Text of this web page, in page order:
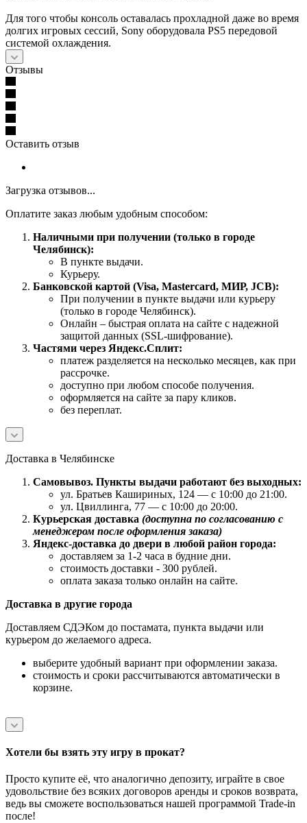
Для того чтобы консоль оставалась прохладной даже во время
долгих игровых сессий, Sony оборудовала PS5 передовой
системой охлаждения.
Отзывы
Оставить отзыв
Загрузка отзывов...
Оплатите заказ любым удобным способом:
Наличными при получении (только в городе
Челябинск):
В пункте выдачи.
Курьеру.
Банковской картой (Visa, Mastercard, МИР, JCB):
При получении в пункте выдачи или курьеру
(только в городе Челябинск).
Онлайн – быстрая оплата на сайте с надежной
защитой данных (SSL-шифрование).
Частями через Яндекс.Сплит:
платеж разделяется на несколько месяцев, как при
рассрочке.
доступно при любом способе получения.
оформляется на сайте за пару кликов.
без переплат.
Доставка в Челябинске
Самовывоз. Пункты выдачи работают без выходных:
ул. Братьев Кашириных, 124 — с 10:00 до 21:00.
ул. Цвиллинга, 77 — с 10:00 до 20:00.
Курьерская доставка (доступна по согласованию с
менеджером после оформления заказа)
Яндекс-доставка до двери в любой район города:
доставляем за 1-2 часа в будние дни.
стоимость доставки - 300 рублей.
оплата заказа только онлайн на сайте.
Доставка в другие города
Доставляем СДЭКом до постамата, пункта выдачи или
курьером до желаемого адреса.
выберите удобный вариант при оформлении заказа.
стоимость и сроки рассчитываются автоматически в
корзине.
Хотели бы взять эту игру в прокат?
Просто купите её, что аналогично депозиту, играйте в свое
удовольствие без всяких договоров аренды и сроков возврата,
ведь вы сможете воспользоваться нашей программой Trade-in
после!